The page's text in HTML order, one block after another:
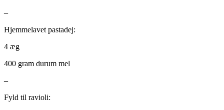
–
Hjemmelavet pastadej:
4 æg
400 gram durum mel
–
Fyld til ravioli: